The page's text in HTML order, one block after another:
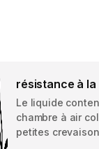
résistance à
Le liquide
chambre à air
petites